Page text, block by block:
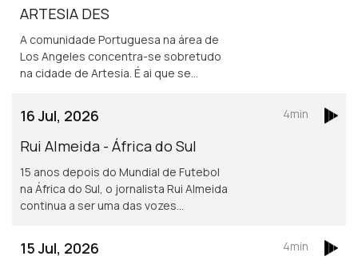
ARTESIA DES
A comunidade Portuguesa na área de
Los Angeles concentra-se sobretudo
na cidade de Artesia. É ai que se
Portugueses nos Estados Unidos.
16 Jul, 2026
Rui Almeida - África do Sul
15 anos depois do Mundial de Futebol
na África do Sul, o jornalista Rui Almeida
continua a ser uma das vozes
lusofonia.
4min
15 Jul, 2026
4min